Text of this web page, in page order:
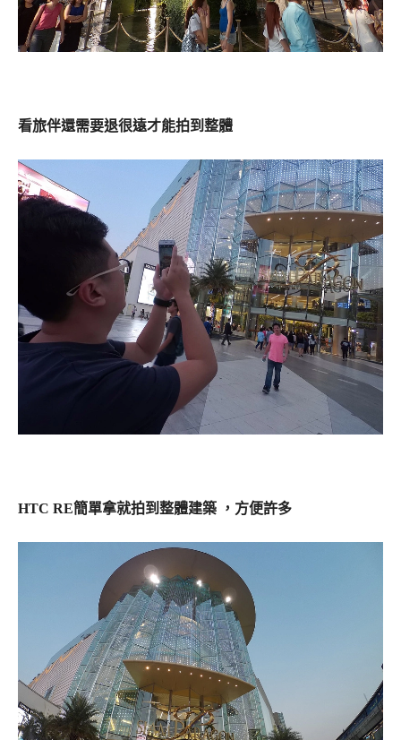
看旅伴還需要退很遠才能拍到整體
HTC RE簡單拿就拍到整體建築 ，方便許多